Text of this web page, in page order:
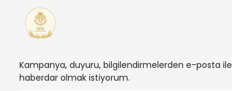
Kampanya, duyuru, bilgilendirmelerden e-posta ile
haberdar olmak istiyorum.